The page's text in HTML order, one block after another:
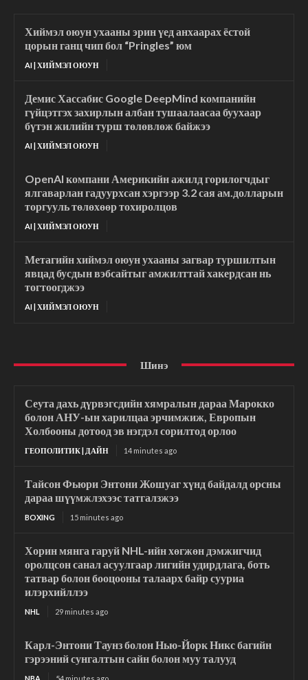
Хиймэл оюун ухааны эрин үед анхаарах ёстой
цорын ганц чип бол “Pringles” юм
AI | ХИЙМЭЛ ОЮУН
Демис Хассабис Google DeepMind компанийн
гүйцэтгэх захирлын албан тушаалаасаа буухаар
бүтэн жилийн турш төлөвлөж байжээ
AI | ХИЙМЭЛ ОЮУН
OpenAI компани Америкийн ажилд горилогчдыг
ялгаварлан гадуурхсан хэргээр 3.2 сая ам.долларын
торгууль төлөхөөр тохиролцов
AI | ХИЙМЭЛ ОЮУН
Метагийн хиймэл оюун ухааны загвар туршилтын
явцад бусдын вэбсайтыг амжилттай хакердсан нь
тогтоогджээ
AI | ХИЙМЭЛ ОЮУН
Шинэ
Сеута дахь дүрвэгсдийн хямралын дараа Марокко
болон АНУ-ын харилцаа эрчимжиж, Европын
Холбооны дотоод эв нэгдэл сорилтод орлоо
ГЕОПОЛИТИК | ДАЙН 14 minutes ago
Тайсон Фьюри Энтони Жошуаг хүнд байдалд орсны
дараа шүүмжлэхээс татгалзжээ
BOXING 15 minutes ago
Хорин мянга гаруй NHL-ийн хөгжөн дэмжигчид
оролцсон санал асуулгаар лигийн удирдлага, боть
татвар болон бооцооны талаарх байр сууриа
илэрхийллээ
NHL 29 minutes ago
Карл-Энтони Таунз болон Нью-Йорк Никс багийн
гэрээний сунгалтын сайн болон муу талууд
NBA 54 minutes ago